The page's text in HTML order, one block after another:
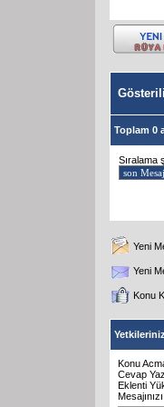
Toplam 0
Sıralama
Yeni
Yeni
Konu
Yetkileriniz
Konu
Cevap
Eklenti